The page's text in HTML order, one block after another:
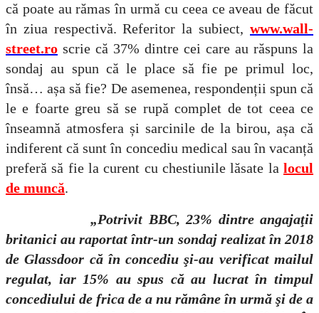
că poate au rămas în urmă cu ceea ce aveau de făcut
în ziua respectivă. Referitor la subiect, www.wall-
street.ro scrie că 37% dintre cei care au răspuns la
sondaj au spun că le place să fie pe primul loc,
însă… așa să fie? De asemenea, respondenții spun că
le e foarte greu să se rupă complet de tot ceea ce
înseamnă atmosfera și sarcinile de la birou, așa că
indiferent că sunt în concediu medical sau în vacanță
preferă să fie la curent cu chestiunile lăsate la locul
de muncă.
„Potrivit BBC, 23% dintre angajaţii
britanici au raportat într-un sondaj realizat în 2018
de Glassdoor că în concediu şi-au verificat mailul
regulat, iar 15% au spus că au lucrat în timpul
concediului de frica de a nu rămâne în urmă şi de a